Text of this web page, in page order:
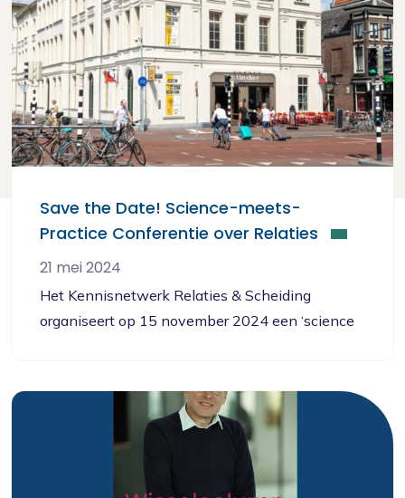
Save the Date! Science-meets-
Practice Conferentie over Relaties
21 mei 2024
Het Kennisnetwerk Relaties & Scheiding
organiseert op 15 november 2024 een ‘science
therapeuten en hulpverleners die werken met
relatie- en gezinsproblematiek samenkomen om
hun kennis en ervaring uit te wisselen.